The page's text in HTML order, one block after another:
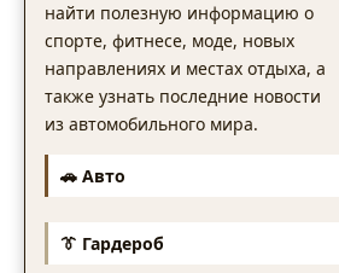
найти полезную информацию о
спорте, фитнесе, моде, новых
направлениях и местах отдыха, а
также узнать последние новости
из автомобильного мира.
🚗 Авто
👔 Гардероб